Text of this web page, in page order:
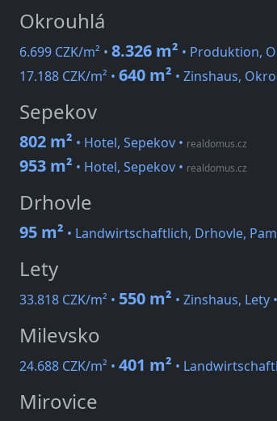
Okrouhlá
6.699 CZK/m² • 8.326 m² • Produktion,
17.188 CZK/m² • 640 m² • Zinshaus,
Sepekov
802 m² • Hotel, Sepekov • realdomus.cz
953 m² • Hotel, Sepekov • realdomus.cz
Drhovle
95 m² • Landwirtschaftlich, Drhovle,
Lety
33.818 CZK/m² • 550 m² • Zinshaus, Lety •
Milevsko
24.688 CZK/m² • 401 m² •
Mirovice